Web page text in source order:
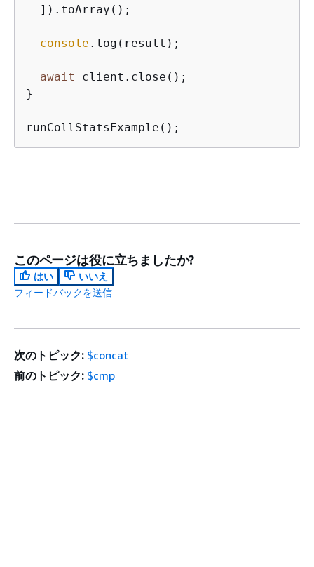
  ]).toArray();
console .log(result);
await
client.close();
}
runCollStatsExample();
このページは役に立ちましたか?
はい
いいえ
フィードバックを送信
次のトピック: $concat
前のトピック: $cmp